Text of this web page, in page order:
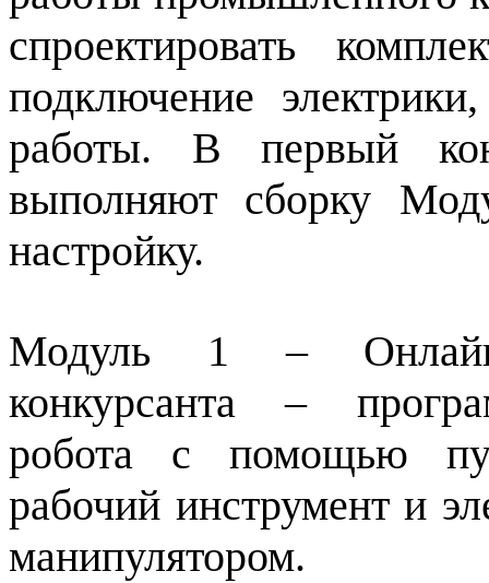
спроектировать
подключение
работы. В первый
выполняют сборку
настройку.
Модуль 1 – Онлайн-
конкурсанта –
робота с помощью
рабочий инструмент и
манипулятором.